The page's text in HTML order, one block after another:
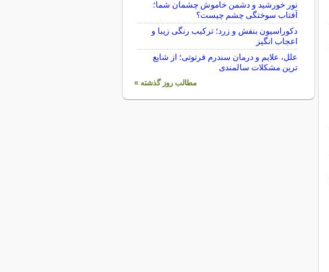
نور خورشید و دشمن خاموش چشمان شما؛
آفتاب سوختگی چشم چیست؟
دکوراسیون بنفش و زرد؛ ترکیب رنگی زیبا و
اعجاب انگیز
علل، علایم و درمان سندرم فرتوتی؛ از شایع
ترین مشکلات سالمندی
مطالب روز گذشته »